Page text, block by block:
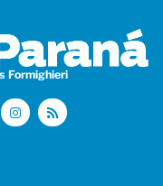
Formighieri